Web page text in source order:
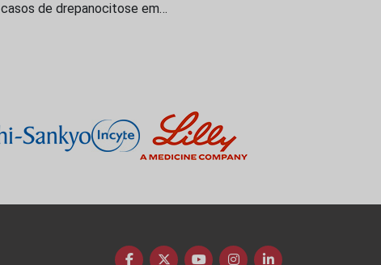
casos de drepanocitose em…